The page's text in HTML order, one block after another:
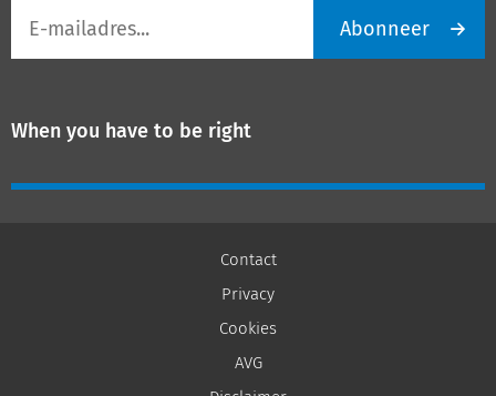
mailadres
Abonneer
When you have to be right
Contact
Privacy
Cookies
AVG